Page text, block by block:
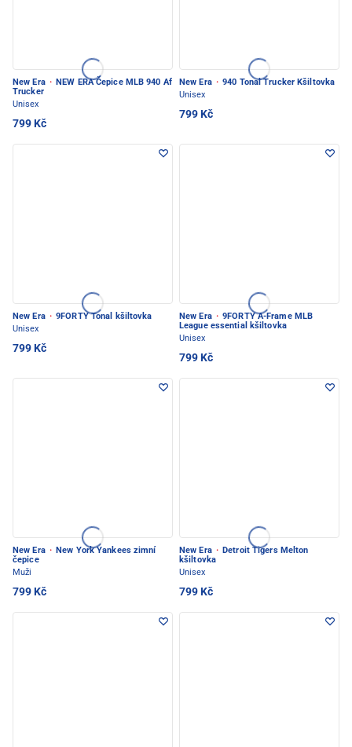
New Era · NEW ERA Čepice MLB 940 Af
Trucker
Unisex
799 Kč
New Era · 940 Tonal Trucker Kšiltovka
Unisex
799 Kč
New Era · 9FORTY Tonal kšiltovka
Unisex
799 Kč
New Era · 9FORTY A-Frame MLB
League essential kšiltovka
Unisex
799 Kč
New Era · New York Yankees zimní
čepice
Muži
799 Kč
New Era · Detroit Tigers Melton
kšiltovka
Unisex
799 Kč